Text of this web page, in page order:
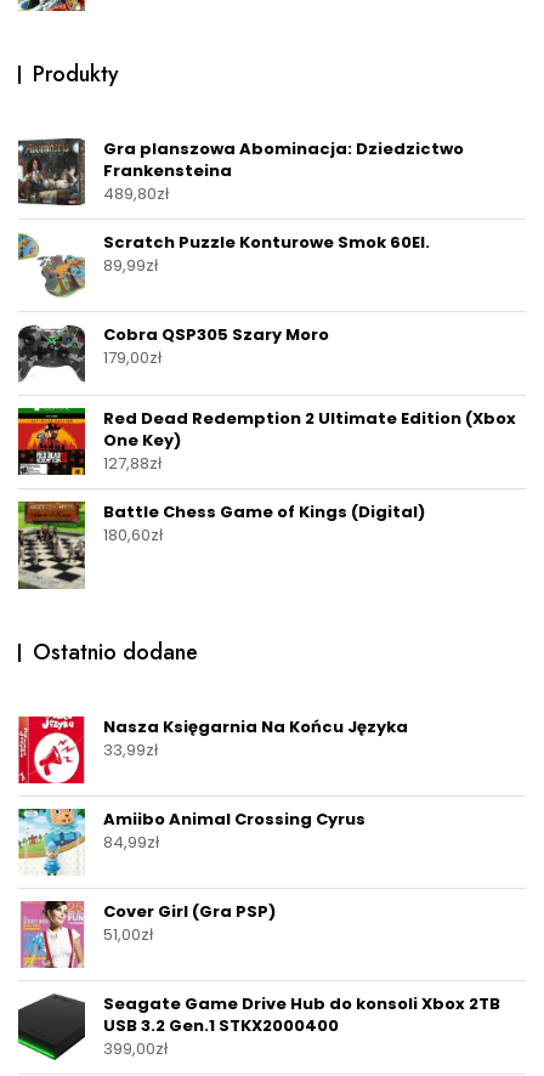
Produkty
Gra planszowa Abominacja: Dziedzictwo
Frankensteina
489,80zł
Scratch Puzzle Konturowe Smok 60El.
89,99zł
Cobra QSP305 Szary Moro
179,00zł
Red Dead Redemption 2 Ultimate Edition (Xbox
One Key)
127,88zł
Battle Chess Game of Kings (Digital)
180,60zł
Ostatnio dodane
Nasza Księgarnia Na Końcu Języka
33,99zł
Amiibo Animal Crossing Cyrus
84,99zł
Cover Girl (Gra PSP)
51,00zł
Seagate Game Drive Hub do konsoli Xbox 2TB
USB 3.2 Gen.1 STKX2000400
399,00zł